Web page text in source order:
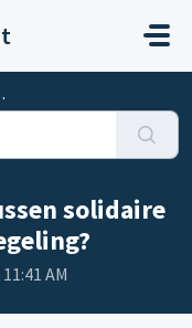
solidaire
AM